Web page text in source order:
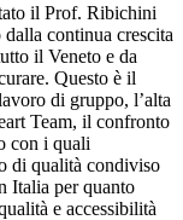
il Prof. Ribichini
continua crescita
il Veneto e da
Questo è il
di gruppo, l’alta
Team, il confronto
con i quali
di qualità condiviso
Italia per quanto
e accessibilità